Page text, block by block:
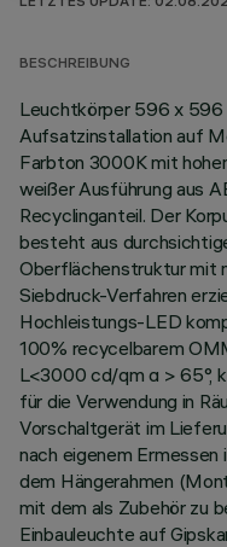
BESCHREIBUNG
Leuchtkörper 596 x
Aufsatzinstallation auf
Farbton 3000K mit
weißer Ausführung aus
Recyclinganteil. Der
besteht aus
Oberflächenstruktur mit
Siebdruck-Verfahren
Hochleistungs-LED
100% recycelbarem
L<3000 cd/qm α > 65°,
für die Verwendung in
Vorschaltgerät im
nach eigenem
dem Hängerahmen
mit dem als Zubehör zu
Einbauleuchte auf